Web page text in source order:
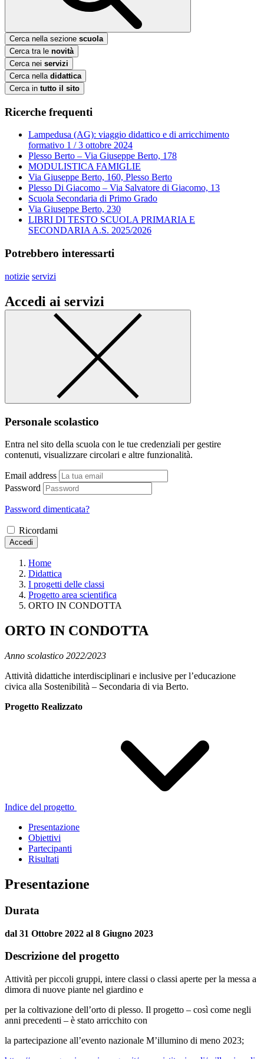
Cerca nella sezione scuola
Cerca tra le novità
Cerca nei servizi
Cerca nella didattica
Cerca in tutto il sito
Ricerche frequenti
Lampedusa (AG): viaggio didattico e di arricchimento
formativo 1 / 3 ottobre 2024
Plesso Berto – Via Giuseppe Berto, 178
MODULISTICA FAMIGLIE
Via Giuseppe Berto, 160, Plesso Berto
Plesso Di Giacomo – Via Salvatore di Giacomo, 13
Scuola Secondaria di Primo Grado
Via Giuseppe Berto, 230
LIBRI DI TESTO SCUOLA PRIMARIA E
SECONDARIA A.S. 2025/2026
Potrebbero interessarti
notizie servizi
Accedi ai servizi
Personale scolastico
Entra nel sito della scuola con le tue credenziali per gestire
contenuti, visualizzare circolari e altre funzionalità.
Email address
Password
Password dimenticata?
Ricordami
Accedi
Home
Didattica
I progetti delle classi
Progetto area scientifica
ORTO IN CONDOTTA
ORTO IN CONDOTTA
Anno scolastico 2022/2023
Attività didattiche interdisciplinari e inclusive per l’educazione
civica alla Sostenibilità – Secondaria di via Berto.
Progetto Realizzato
Indice del progetto
Presentazione
Obiettivi
Partecipanti
Risultati
Presentazione
Durata
dal 31 Ottobre 2022 al 8 Giugno 2023
Descrizione del progetto
Attività per piccoli gruppi, intere classi o classi aperte per la messa a
dimora di nuove piante nel giardino e
per la coltivazione dell’orto di plesso. Il progetto – così come negli
anni precedenti – è stato arricchito con
la partecipazione all’evento nazionale M’illumino di meno 2023;